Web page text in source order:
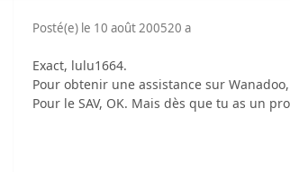
Posté(e) le 10 août 200520 a
Exact, lulu1664.
Pour obtenir une assistance sur
Pour le SAV, OK. Mais dès que tu as un